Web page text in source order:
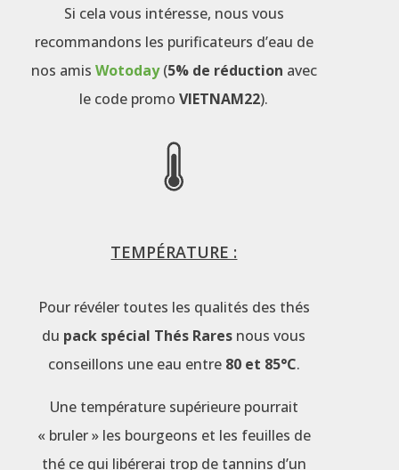
Si cela vous intéresse, nous vous
recommandons les purificateurs d’eau de
nos amis Wotoday(5% de réduction avec
le code promoVIETNAM22).
TEMPÉRATURE :
Pour révéler toutes les qualités des thés
du pack spécial Thés Rares nous vous
conseillons une eau entre 80 et 85°C.
Une température supérieure pourrait
« bruler » les bourgeons et les feuilles de
thé ce qui libérerai trop de tannins d’un